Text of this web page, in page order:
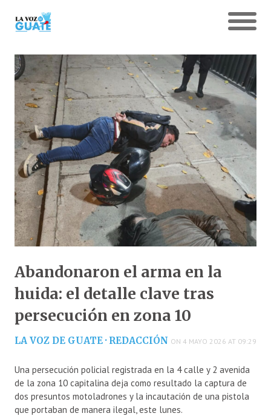
Abandonaron el arma en la
huida: el detalle clave tras
persecución en zona 10
LA VOZ DE GUATE · REDACCIÓN ON 4 MAYO 2026 AT 09:29
Una persecución policial registrada en la 4 calle y 2 avenida
de la zona 10 capitalina deja como resultado la captura de
dos presuntos motoladrones y la incautación de una pistola
que portaban de manera ilegal, este lunes.